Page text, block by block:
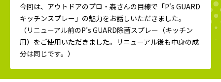
今回は、アウトドアのプロ・森さんの目線で「P's GUARD
キッチンスプレー」の魅力をお話しいただきました。
（リニューアル前のP’s GUARD除菌スプレー（キッチン
用）をご使用いただきました。リニューアル後も中身の成
分は同じです。）